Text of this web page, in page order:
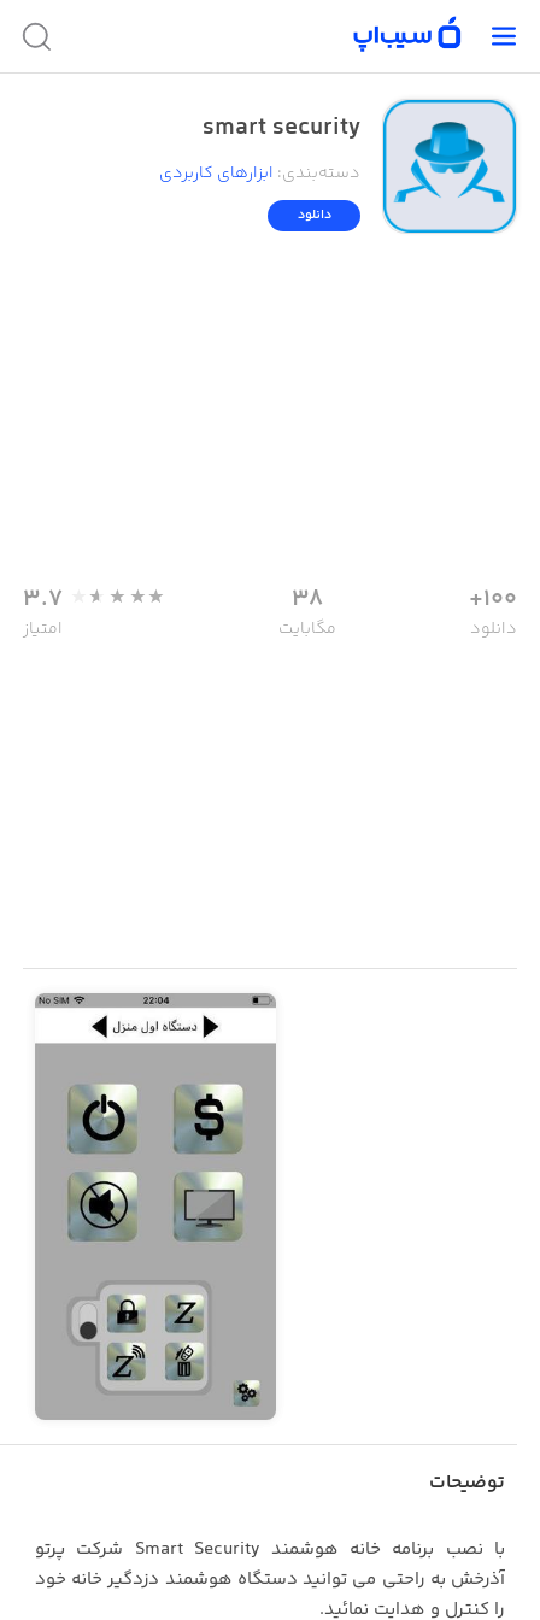
smart security
دسته‌بندی: ابزار‌های کاربردی
دانلود
100+
دانلود
38
مگابایت
3.7
امتیاز
توضیحات
با نصب برنامه خانه هوشمند Smart Security شرکت پرتو
آذرخش به راحتی می توانید دستگاه هوشمند دزدگیر خانه خود
را کنترل و هدایت نمائید.